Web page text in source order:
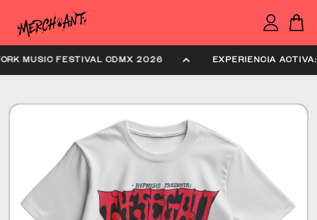
MUSIC FESTIVAL CDMX 2026 EXPERIENCIA